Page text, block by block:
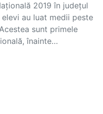
2019 în județul
au luat medii peste
sunt primele
înainte…